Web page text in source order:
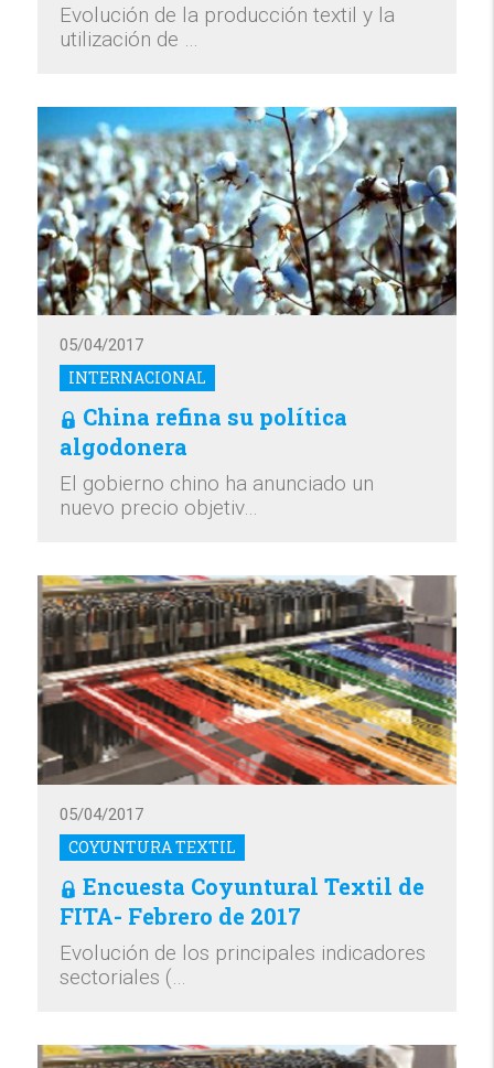
Evolución de la producción textil y la
utilización de …
INTERNACIONAL
05/04/2017
China refina su política
algodonera
El gobierno chino ha anunciado un
nuevo precio objetiv…
COYUNTURA TEXTIL
05/04/2017
Encuesta Coyuntural Textil de
FITA- Febrero de 2017
Evolución de los principales indicadores
sectoriales (…